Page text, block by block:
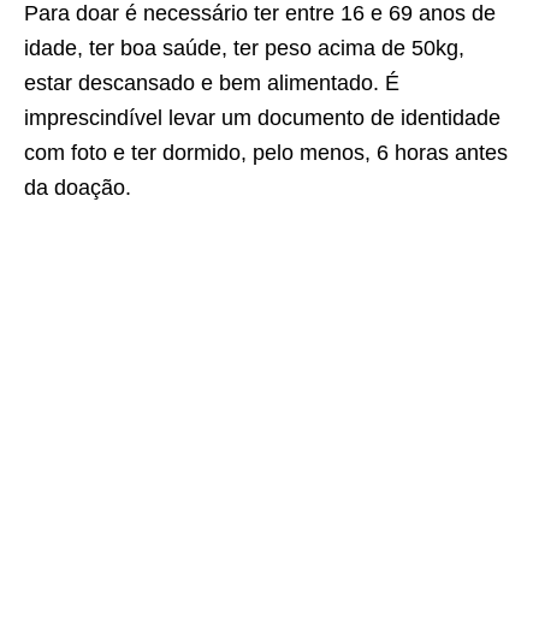
Para doar é necessário ter entre 16 e 69 anos de
idade, ter boa saúde, ter peso acima de 50kg,
estar descansado e bem alimentado. É
imprescindível levar um documento de identidade
com foto e ter dormido, pelo menos, 6 horas antes
da doação.